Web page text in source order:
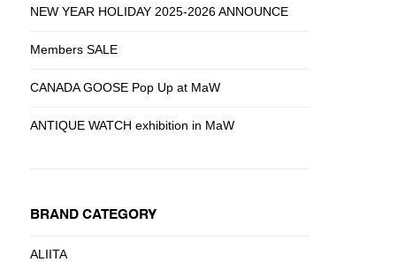
NEW YEAR HOLIDAY 2025-2026 ANNOUNCE
Members SALE
CANADA GOOSE Pop Up at MaW
ANTIQUE WATCH exhibition in MaW
BRAND CATEGORY
ALIITA